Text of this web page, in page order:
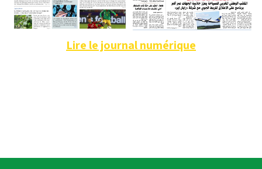
Lire le journal numérique